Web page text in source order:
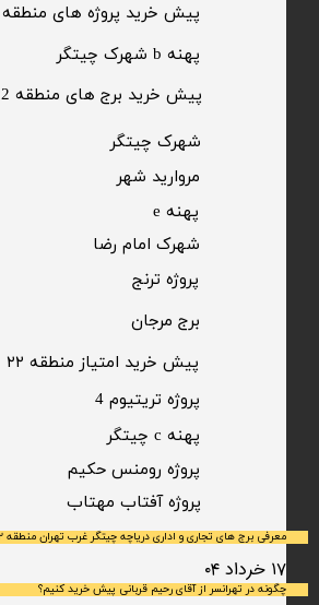
پیش خرید برج های منطقه 22
پهنه b شهرک چیتگر
پیش خرید پروژه های منطقه 22
​پروژه ترنج
​شهرک چیتگر
مروارید شهر​​​​​​​
شهرک امام رضا
پهنه e
برج مرجان
معرفی برج های تجاری و اداری دریاچه چیتگر غرب تهران منطقه ۲۲
۱۷ خرداد ۰۴
چگونه در تهرانسر از آقای رحیم قربانی پیش خرید کنیم؟
پیش خرید امتیاز منطقه ۲۲​​​​​​​
​پروژه آفتاب مهتاب
پروژه رومنس حکیم
پهنه c چیتگر
پروژه تریتیوم 4